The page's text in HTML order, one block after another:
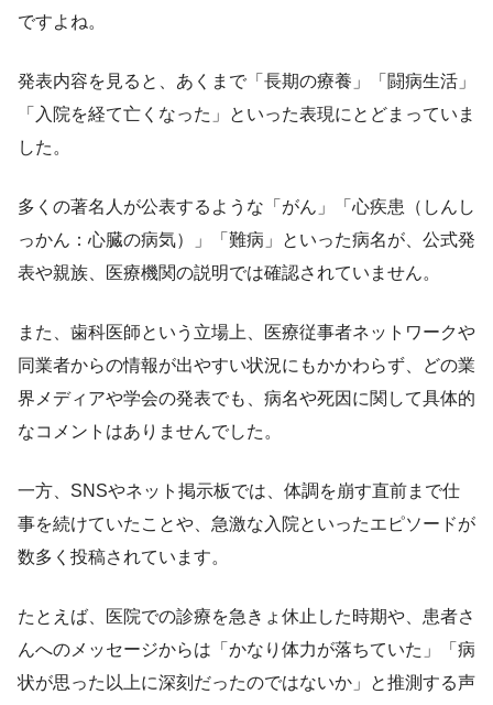
ですよね。
発表内容を見ると、あくまで「長期の療養」「闘病生活」
「入院を経て亡くなった」といった表現にとどまっていま
した。
多くの著名人が公表するような「がん」「心疾患（しんし
っかん：心臓の病気）」「難病」といった病名が、公式発
表や親族、医療機関の説明では確認されていません。
また、歯科医師という立場上、医療従事者ネットワークや
同業者からの情報が出やすい状況にもかかわらず、どの業
界メディアや学会の発表でも、病名や死因に関して具体的
なコメントはありませんでした。
一方、SNSやネット掲示板では、体調を崩す直前まで仕
事を続けていたことや、急激な入院といったエピソードが
数多く投稿されています。
たとえば、医院での診療を急きょ休止した時期や、患者さ
んへのメッセージからは「かなり体力が落ちていた」「病
状が思った以上に深刻だったのではないか」と推測する声